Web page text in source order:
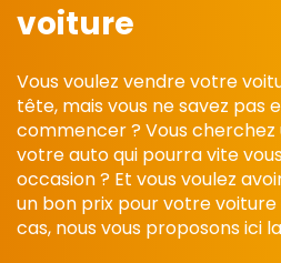
voiture
Vous voulez vendre votre
tête, mais vous ne savez pas
commencer ? Vous
votre auto qui pourra vite
occasion ? Et vous voulez
un bon prix pour votre voiture
cas, nous vous proposons ici